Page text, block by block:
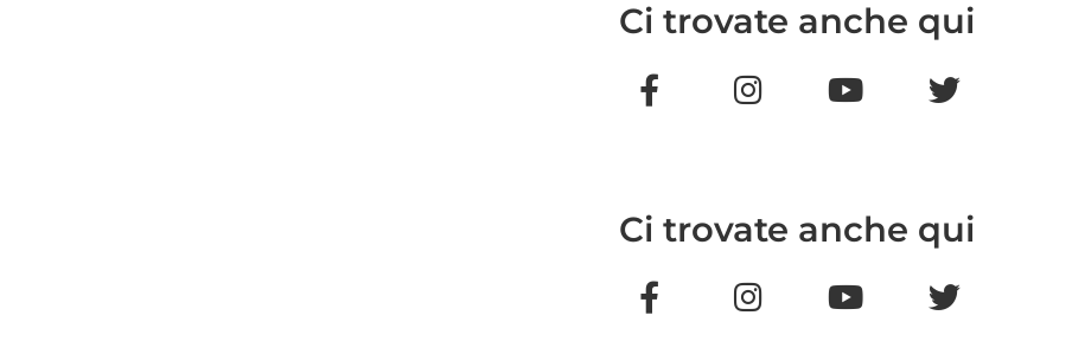
Ci trovate anche qui
Ci trovate anche qui